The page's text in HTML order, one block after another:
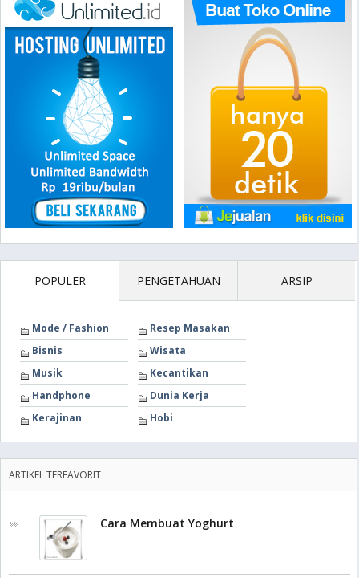
POPULER PENGETAHUAN ARSIP
Mode / Fashion
Resep Masakan
Bisnis
Wisata
Musik
Kecantikan
Handphone
Dunia Kerja
Kerajinan
Hobi
ARTIKEL TERFAVORIT
Cara Membuat Yoghurt